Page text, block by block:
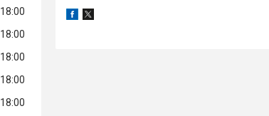
18:00
18:00
18:00
18:00
18:00